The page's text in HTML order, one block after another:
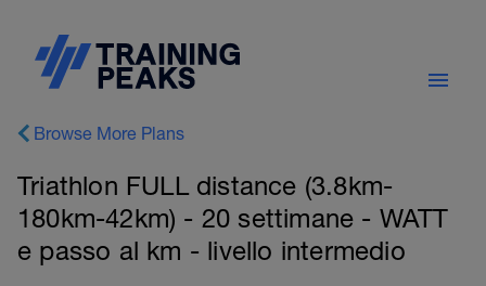
Browse More Plans
Triathlon FULL distance (3.8km-
180km-42km) - 20 settimane - WATT
e passo al km - livello intermedio